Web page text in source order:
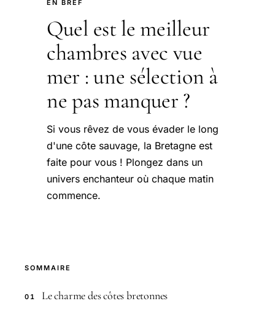
EN BREF
Quel est le meilleur
chambres avec vue
mer : une sélection à
ne pas manquer ?
Si vous rêvez de vous évader le long
d'une côte sauvage, la Bretagne est
faite pour vous ! Plongez dans un
univers enchanteur où chaque matin
commence.
SOMMAIRE
01 Le charme des côtes bretonnes